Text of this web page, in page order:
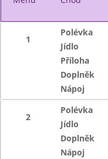
1
Polévka
Jídlo
Příloha
Doplněk
Nápoj
2
Polévka
Jídlo
Doplněk
Nápoj